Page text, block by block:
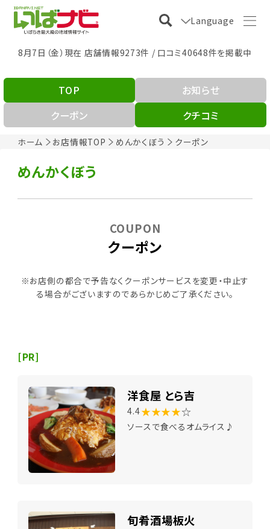
Language
8月7日（金）現在 店舗情報9273件 / 口コミ40648件を掲載中
ホーム お店情報TOP めんかくぼう クーポン
TOP
お知らせ
クーポン
クチコミ
めんかくぼう
クーポン
COUPON
※お店側の都合で予告なくクーポンサービスを変更・中止す
る場合がございますのであらかじめご了承ください。
[PR]
洋食屋 とら吉
4.4★★★★☆
ソースで食べるオムライス♪
旬肴酒場板火